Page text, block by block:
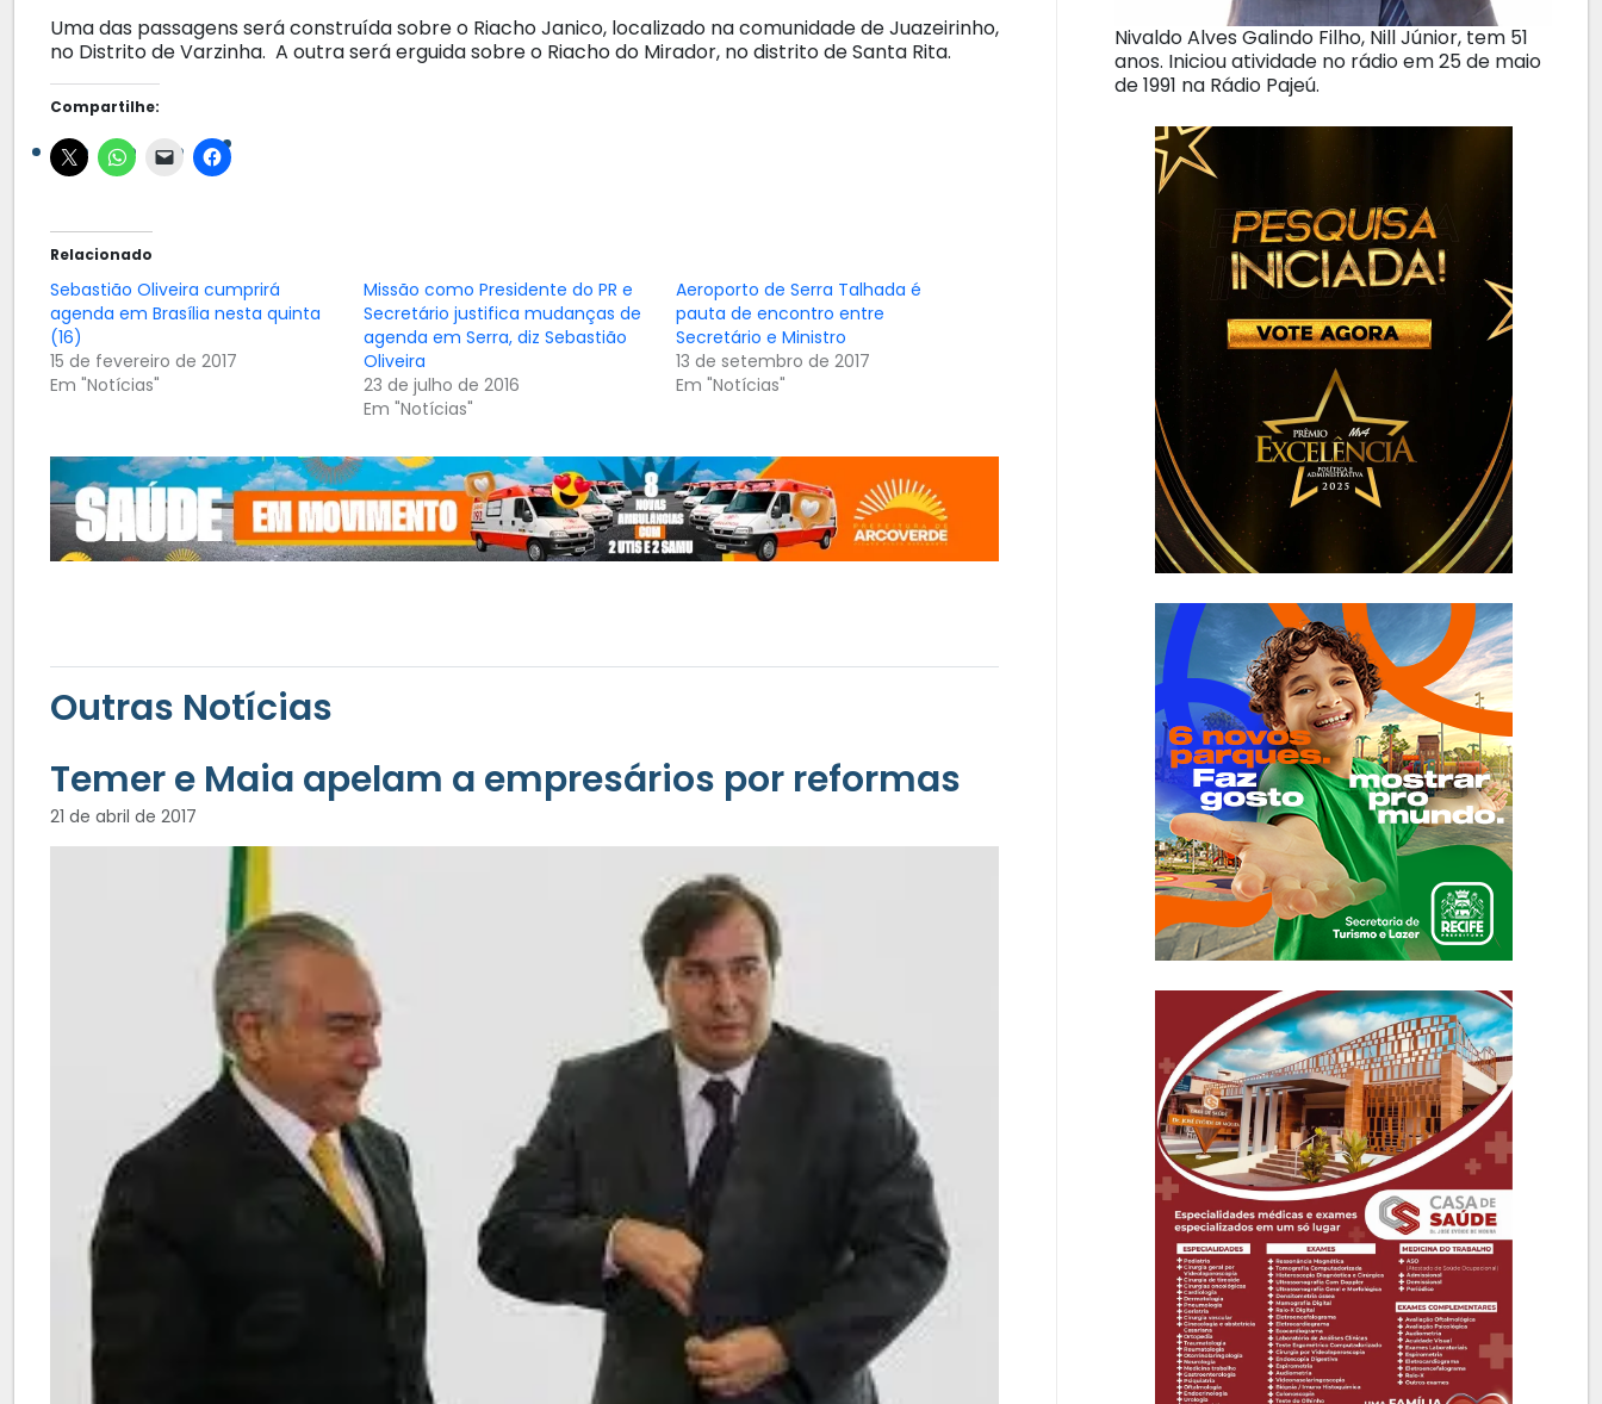
Uma das passagens será construída sobre o Riacho Janico, localizado na comunidade de Juazeirinho,
no Distrito de Varzinha. A outra será erguida sobre o Riacho do Mirador, no distrito de Santa Rita.
Compartilhe:
Relacionado
Sebastião Oliveira cumprirá
agenda em Brasília nesta quinta
(16)
15 de fevereiro de 2017
Em "Notícias"
Missão como Presidente do PR e
Secretário justifica mudanças de
agenda em Serra, diz Sebastião
Oliveira
23 de julho de 2016
Em "Notícias"
Aeroporto de Serra Talhada é
pauta de encontro entre
Secretário e Ministro
13 de setembro de 2017
Em "Notícias"
Outras Notícias
Temer e Maia apelam a empresários por reformas
21 de abril de 2017
Nivaldo Alves Galindo Filho, Nill Júnior, tem 51
anos. Iniciou atividade no rádio em 25 de maio
de 1991 na Rádio Pajeú.